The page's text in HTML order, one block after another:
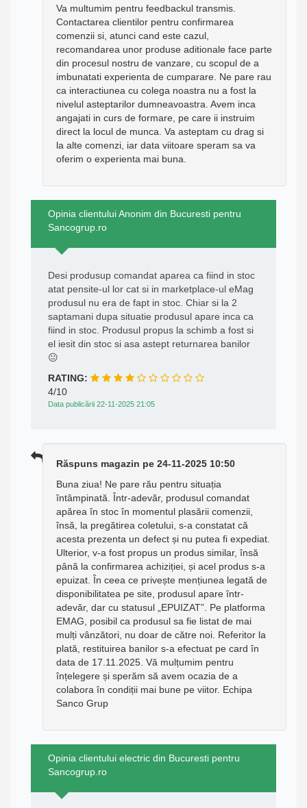
Va multumim pentru feedbackul transmis.
Contactarea clientilor pentru confirmarea
comenzii si, atunci cand este cazul,
recomandarea unor produse aditionale face parte
din procesul nostru de vanzare, cu scopul de a
imbunatati experienta de cumparare. Ne pare rau
ca interactiunea cu colega noastra nu a fost la
nivelul asteptarilor dumneavoastra. Avem inca
angajati in curs de formare, pe care ii instruim
direct la locul de munca. Va asteptam cu drag si
la alte comenzi, iar data viitoare speram sa va
oferim o experienta mai buna.
Opinia clientului Anonim din Bucuresti pentru
Sancogrup.ro
Desi produsup comandat aparea ca fiind in stoc
atat pensite-ul lor cat si in marketplace-ul eMag
produsul nu era de fapt in stoc. Chiar si la 2
saptamani dupa situatie produsul apare inca ca
fiind in stoc. Produsul propus la schimb a fost si
el iesit din stoc si asa astept returnarea banilor
😐
RATING:
4/10
Data publicării 22-11-2025 21:05
Răspuns magazin pe 24-11-2025 10:50
Buna ziua! Ne pare rău pentru situația
întâmpinată. Într-adevăr, produsul comandat
apărea în stoc în momentul plasării comenzii,
însă, la pregătirea coletului, s-a constatat că
acesta prezenta un defect și nu putea fi expediat.
Ulterior, v-a fost propus un produs similar, însă
până la confirmarea achiziției, și acel produs s-a
epuizat. În ceea ce privește mențiunea legată de
disponibilitatea pe site, produsul apare într-
adevăr, dar cu statusul „EPUIZAT”. Pe platforma
EMAG, posibil ca produsul sa fie listat de mai
mulți vânzători, nu doar de către noi. Referitor la
plată, restituirea banilor s-a efectuat pe card în
data de 17.11.2025. Vă mulțumim pentru
înțelegere și sperăm să avem ocazia de a
colabora în condiții mai bune pe viitor. Echipa
Sanco Grup
Opinia clientului electric din Bucuresti pentru
Sancogrup.ro